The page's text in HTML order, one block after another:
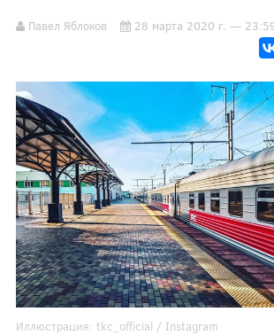
Павел Яблоков 28 марта 2020 г. —
Иллюстрация: tkc_official / Instagram